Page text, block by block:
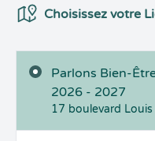
Choix du Lieux
Choisissez votre
Parlons Bien-
2026 - 2027
17 boulevard